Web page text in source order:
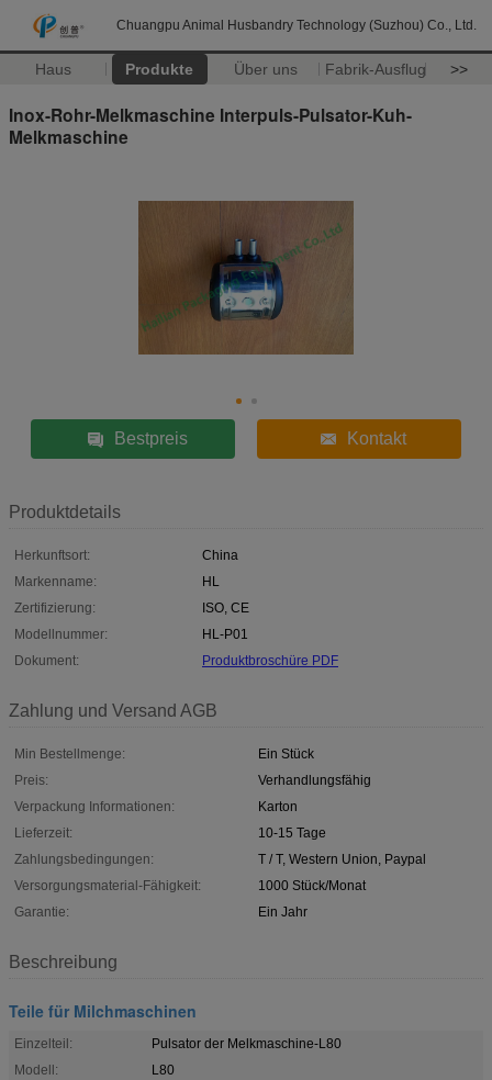
Chuangpu Animal Husbandry Technology (Suzhou) Co., Ltd.
Haus Produkte Über uns Fabrik-Ausflug >>
Inox-Rohr-Melkmaschine Interpuls-Pulsator-Kuh-
Melkmaschine
Bestpreis Kontakt
Produktdetails
Herkunftsort:
China
Markenname:
HL
Zertifizierung:
ISO, CE
Modellnummer:
HL-P01
Dokument:
Produktbroschüre PDF
Zahlung und Versand AGB
Min Bestellmenge:
Ein Stück
Preis:
Verhandlungsfähig
Verpackung Informationen:
Karton
Lieferzeit:
10-15 Tage
Zahlungsbedingungen:
T / T, Western Union, Paypal
Versorgungsmaterial-Fähigkeit:
1000 Stück/Monat
Garantie:
Ein Jahr
Beschreibung
Teile für Milchmaschinen
Einzelteil:
Pulsator der Melkmaschine-L80
Modell:
L80